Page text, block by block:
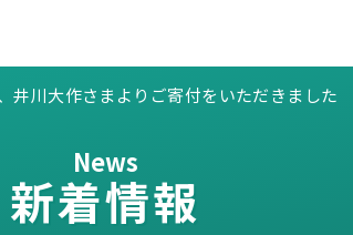
井川大作さまよりご寄付をいただきました
News
新着情報